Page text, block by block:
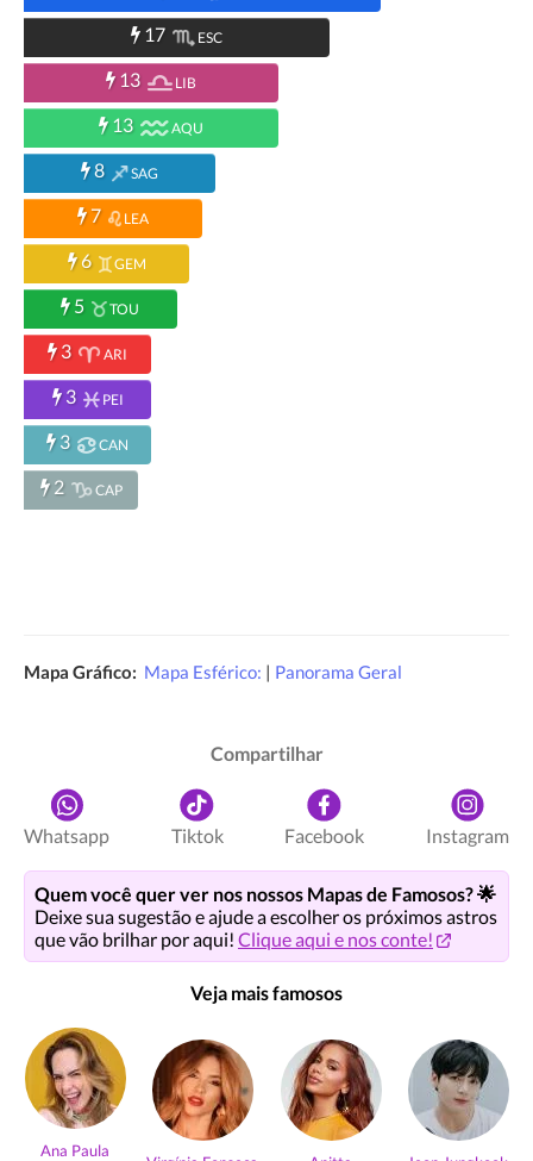
17 ESC
13 LIB
13 AQU
8 SAG
7 LEA
6 GEM
5 TOU
3 ARI
3 PEI
3 CAN
2 CAP
Mapa Gráfico: Mapa Esférico: | Panorama Geral
Compartilhar
Whatsapp Tiktok Facebook Instagram
Quem você quer ver nos nossos Mapas de Famosos? 🌟
Deixe sua sugestão e ajude a escolher os próximos astros
que vão brilhar por aqui! Clique aqui e nos conte!
Veja mais famosos
Ana Paula